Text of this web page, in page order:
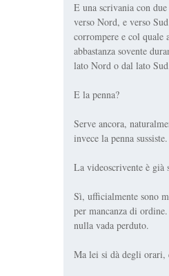
E una scrivania con
verso Nord, e verso
corrompere e col
abbastanza sovente
lato Nord o dal lato
E la penna?
Serve ancora,
invece la penna sussiste.
La videoscrivente è
Sì, ufficialmente sono
per mancanza di
nulla vada perduto.
Ma lei si dà degli